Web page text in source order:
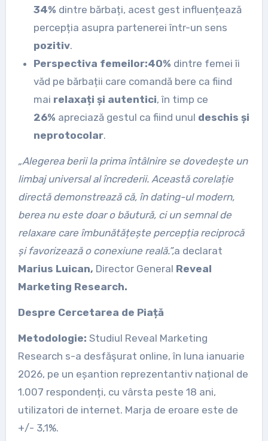
34% dintre bărbați, acest gest influențează
percepția asupra partenerei într-un sens
pozitiv.
Perspectiva femeilor:40% dintre femei îi
văd pe bărbații care comandă bere ca fiind
mai relaxați și autentici, în timp ce
26% apreciază gestul ca fiind unul deschis și
neprotocolar.
„Alegerea berii la prima întâlnire se dovedește un
limbaj universal al încrederii. Această corelație
directă demonstrează că, în dating-ul modern,
berea nu este doar o băutură, ci un semnal de
relaxare care îmbunătățește percepția reciprocă
și favorizează o conexiune reală.”,a declarat
Marius Luican, Director General Reveal
Marketing Research.
Despre Cercetarea de Piață
Metodologie: Studiul Reveal Marketing
Research s-a desfăşurat online, în luna ianuarie
2026, pe un eșantion reprezentantiv național de
1.007 respondenți, cu vârsta peste 18 ani,
utilizatori de internet. Marja de eroare este de
+/- 3,1%.